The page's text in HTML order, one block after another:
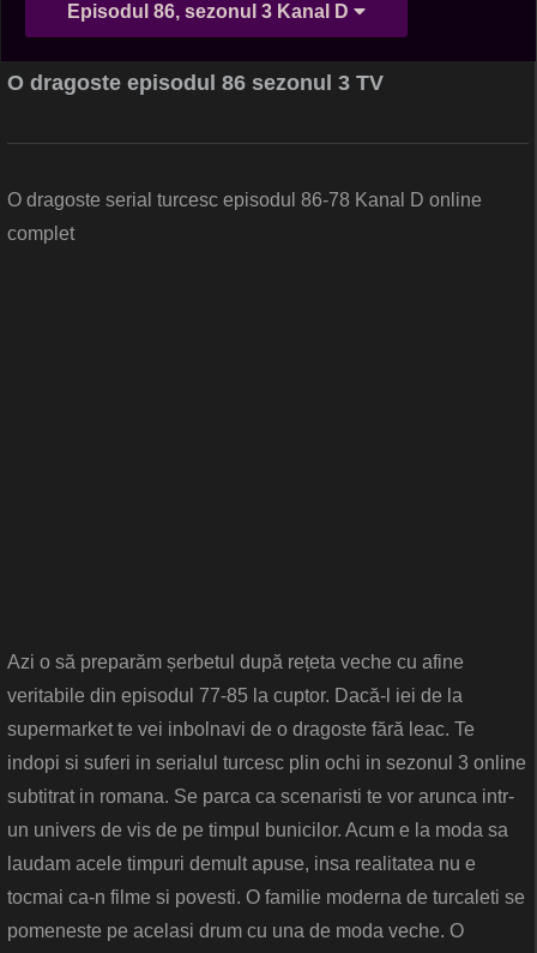
Episodul 86, sezonul 3 Kanal D
O dragoste episodul 86 sezonul 3 TV
O dragoste serial turcesc episodul 86-78 Kanal D online
complet
Azi o să preparăm șerbetul după rețeta veche cu afine
veritabile din episodul 77-85 la cuptor. Dacă-l iei de la
supermarket te vei inbolnavi de o dragoste fără leac. Te
indopi si suferi in serialul turcesc plin ochi in sezonul 3 online
subtitrat in romana. Se parca ca scenaristi te vor arunca intr-
un univers de vis de pe timpul bunicilor. Acum e la moda sa
laudam acele timpuri demult apuse, insa realitatea nu e
tocmai ca-n filme si povesti. O familie moderna de turcaleti se
pomeneste pe acelasi drum cu una de moda veche. O